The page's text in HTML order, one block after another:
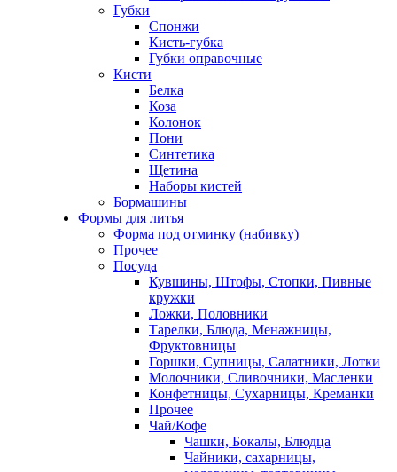
Губки
Спонжи
Кисть-губка
Губки оправочные
Кисти
Белка
Коза
Колонок
Пони
Синтетика
Щетина
Наборы кистей
Бормашины
Формы для литья
Форма под отминку (набивку)
Прочее
Посуда
Кувшины, Штофы, Стопки, Пивные
кружки
Ложки, Половники
Тарелки, Блюда, Менажницы,
Фруктовницы
Горшки, Супницы, Салатники, Лотки
Молочники, Сливочники, Масленки
Конфетницы, Сухарницы, Креманки
Прочее
Чай/Кофе
Чашки, Бокалы, Блюдца
Чайники, сахарницы,